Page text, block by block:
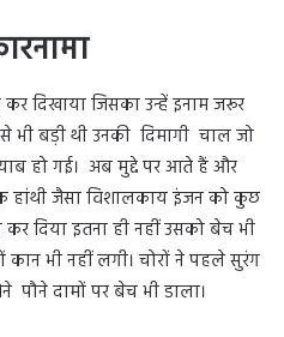
दिखाया जिसका उन्हें इनाम जरूर
भी बड़ी थी उनकी दिमागी चाल जो
हो गई। अब मुद्दे पर आते हैं और
जैसा विशालकाय इंजन को कुछ
दिया इतना ही नहीं उसको बेच भी
भी नहीं लगी। चोरों ने पहले सुरंग
दामों पर बेच भी डाला।